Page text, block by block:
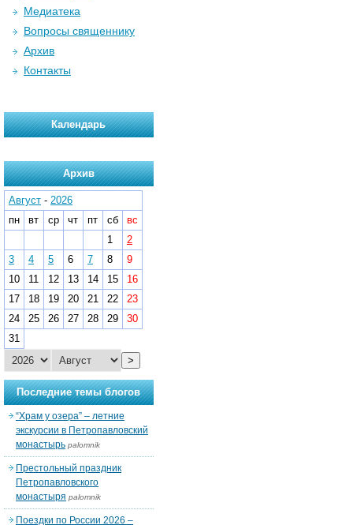
Медиатека
Вопросы священнику
Архив
Контакты
Календарь
Архив
Август - 2026
пн
вт ср чт пт сб
вс
1
2
3
4 5 6 7 8
9
10
11 12 13 14 15
16
17
18 19 20 21 22
23
24
25 26 27 28 29
30
31
>
Последние темы блогов
“Храм у озера” – летние
экскурсии в Петропавловский
монастырь palomnik
Престольный праздник
Петропавловского
монастыря palomnik
Поездки по России 2026 –